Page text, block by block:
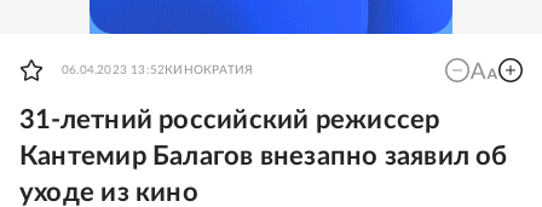
06.04.2023 13:52 КИНОКРАТИЯ
31-летний российский режиссер
Кантемир Балагов внезапно заявил об
уходе из кино